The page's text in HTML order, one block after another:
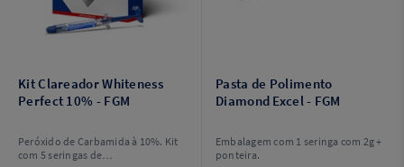
Kit Clareador Whiteness
Perfect 10% - FGM
Peróxido de Carbamida à 10%. Kit
com 5 seringas de
Pasta de Polimento
Diamond Excel - FGM
Embalagem com 1 seringa com 2g +
ponteira.